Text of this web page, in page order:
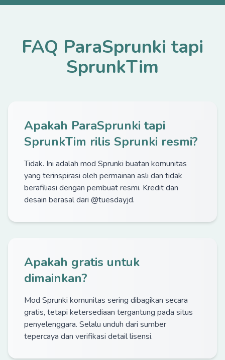
FAQ ParaSprunki tapi
SprunkTim
Apakah ParaSprunki tapi
SprunkTim rilis Sprunki resmi?
Tidak. Ini adalah mod Sprunki buatan komunitas
yang terinspirasi oleh permainan asli dan tidak
berafiliasi dengan pembuat resmi. Kredit dan
desain berasal dari @tuesdayjd.
Apakah gratis untuk
dimainkan?
Mod Sprunki komunitas sering dibagikan secara
gratis, tetapi ketersediaan tergantung pada situs
penyelenggara. Selalu unduh dari sumber
tepercaya dan verifikasi detail lisensi.